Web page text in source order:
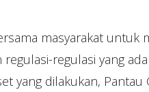
masyarakat untuk
regulasi yang
yang dilakukan,